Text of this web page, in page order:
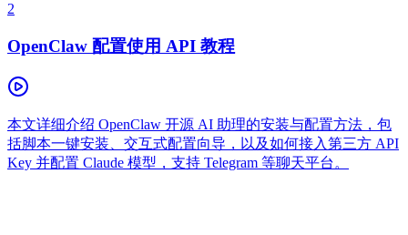
2
OpenClaw 配置使用 API 教程
本文详细介绍 OpenClaw 开源 AI 助理的安装与配置方法，包
括脚本一键安装、交互式配置向导，以及如何接入第三方 API
Key 并配置 Claude 模型，支持 Telegram 等聊天平台。